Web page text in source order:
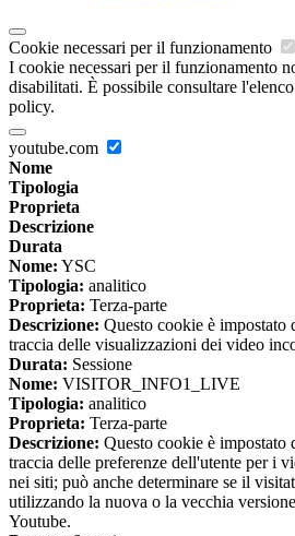
Cookie necessari per il funzionamento
I cookie necessari per il funzionamento
disabilitati. È possibile consultare
policy.
youtube.com
Nome
Tipologia
Proprieta
Descrizione
Durata
Nome: YSC
Tipologia: analitico
Proprieta: Terza-parte
Descrizione: Questo cookie è impostato
traccia delle visualizzazioni dei video
Durata: Sessione
Nome: VISITOR_INFO1_LIVE
Tipologia: analitico
Proprieta: Terza-parte
Descrizione: Questo cookie è impostato
traccia delle preferenze dell'utente per i
nei siti; può anche determinare se il
utilizzando la nuova o la vecchia
Youtube.